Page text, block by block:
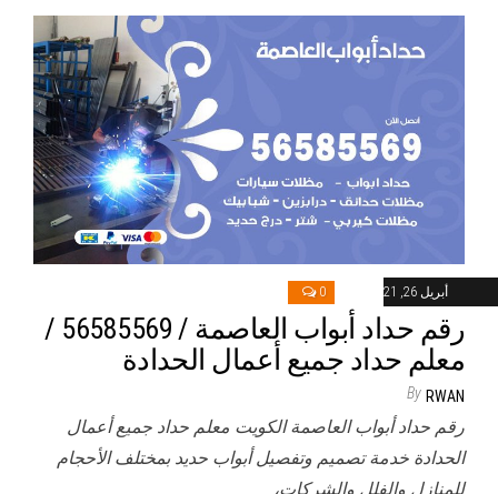
أبريل 26, 2021 0
رقم حداد أبواب العاصمة / 56585569 /
معلم حداد جميع أعمال الحدادة
By RWAN
رقم حداد أبواب العاصمة الكويت معلم حداد جميع أعمال
الحدادة خدمة تصميم وتفصيل أبواب حديد بمختلف الأحجام
للمنازل والفلل والشركات،…